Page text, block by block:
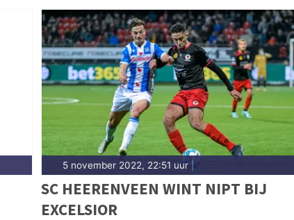
5 november 2022, 22:51 uur|
SC HEERENVEEN WINT NIPT BIJ
EXCELSIOR